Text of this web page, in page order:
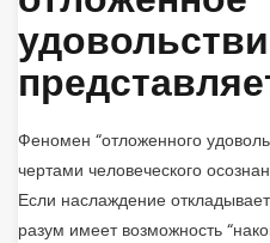
Феномен “отложенного
чертами человеческого
Если наслаждение
разум имеет возможность